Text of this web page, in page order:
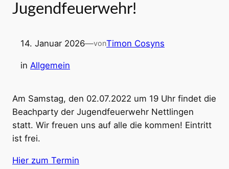
Jugendfeuerwehr!
14. Januar 2026—vonTimon Cosyns
in Allgemein
Am Samstag, den 02.07.2022 um 19 Uhr findet die
Beachparty der Jugendfeuerwehr Nettlingen
statt. Wir freuen uns auf alle die kommen! Eintritt
ist frei.
Hier zum Termin